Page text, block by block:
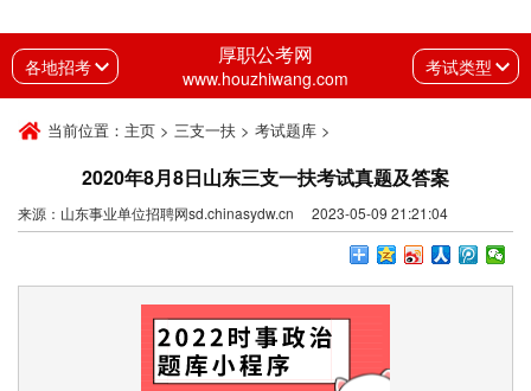
各地招考 厚职公考网
www.houzhiwang.com 考试类型
当前位置： 主页 > 三支一扶 > 考试题库 >
2020年8月8日山东三支一扶考试真题及答案
来源：山东事业单位招聘网sd.chinasydw.cn 2023-05-09 21:21:04